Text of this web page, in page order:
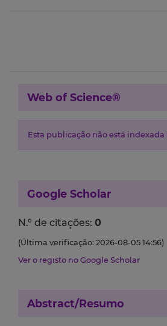
Web of Science®
Esta publicação não está
Google Scholar
N.º de citações: 0
(Última verificação: 2026-08-05 14:56)
Ver o registo no Google Scholar
Abstract/Resumo